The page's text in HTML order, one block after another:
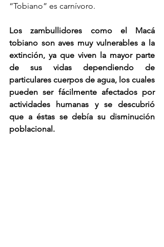
“Tobiano” es carnívoro.
Los zambullidores como el Macá
tobiano son aves muy vulnerables a la
extinción, ya que viven la mayor parte
de sus vidas dependiendo de
particulares cuerpos de agua, los cuales
pueden ser fácilmente afectados por
actividades humanas y se descubrió
que a éstas se debía su disminución
poblacional.